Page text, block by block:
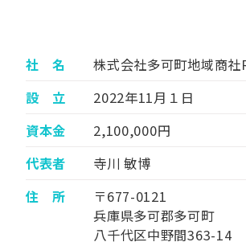
社 名
株式会社多可町地域商社
設 立
2022年11月１日
資本金
2,100,000円
代表者
寺川 敏博
住 所
〒677-0121
兵庫県多可郡多可町
八千代区中野間363-14